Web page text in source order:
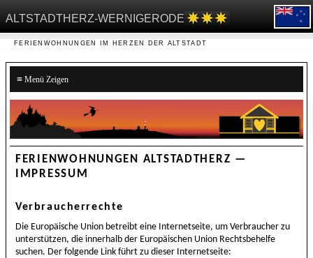
ALTSTADTHERZ-WERNIGERODE
FERIENWOHNUNGEN IM HERZEN DER ALTSTADT
≡
FERIENWOHNUNGEN ALTSTADTHERZ —
IMPRESSUM
Verbraucherrechte
Die Europäische Union betreibt eine Internetseite, um Verbraucher zu
unterstützen, die innerhalb der Europäischen Union Rechtsbehelfe
suchen. Der folgende Link führt zu dieser Internetseite: